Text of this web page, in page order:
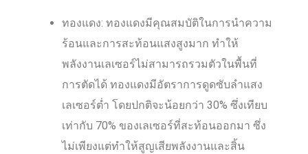
ทองแดง: ทองแดงมีคุณสมบัติในการนำความ
ร้อนและการสะท้อนแสงสูงมาก ทำให้
พลังงานเลเซอร์ไม่สามารถรวมตัวในพื้นที่
การตัดได้ ทองแดงมีอัตราการดูดซับลำแสง
เลเซอร์ต่ำ โดยปกติจะน้อยกว่า 30% ซึ่งเทียบ
เท่ากับ 70% ของเลเซอร์ที่สะท้อนออกมา ซึ่ง
ไม่เพียงแต่ทำให้สูญเสียพลังงานและสิ้น